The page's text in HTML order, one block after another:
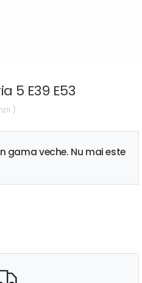
5 E39 E53
)
gama veche. Nu mai este